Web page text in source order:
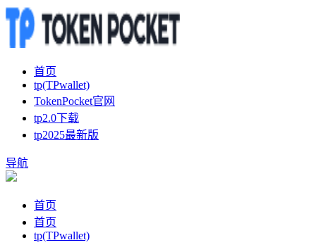
首页
tp(TPwallet)
TokenPocket官网
tp2.0下载
tp2025最新版
导航
首页
首页
tp(TPwallet)